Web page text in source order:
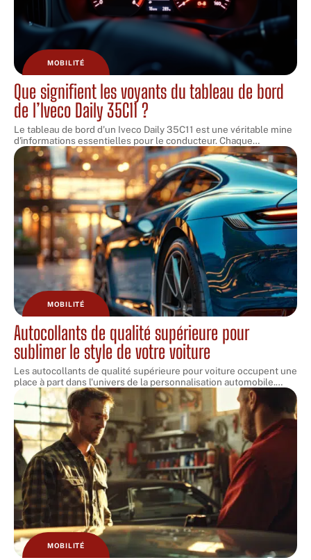
MOBILITÉ
Que signifient les voyants du tableau de bord
de l’Iveco Daily 35C11 ?
Le tableau de bord d'un Iveco Daily 35C11 est une véritable mine
d'informations essentielles pour le conducteur. Chaque…
MOBILITÉ
Autocollants de qualité supérieure pour
sublimer le style de votre voiture
Les autocollants de qualité supérieure pour voiture occupent une
place à part dans l'univers de la personnalisation automobile.…
MOBILITÉ